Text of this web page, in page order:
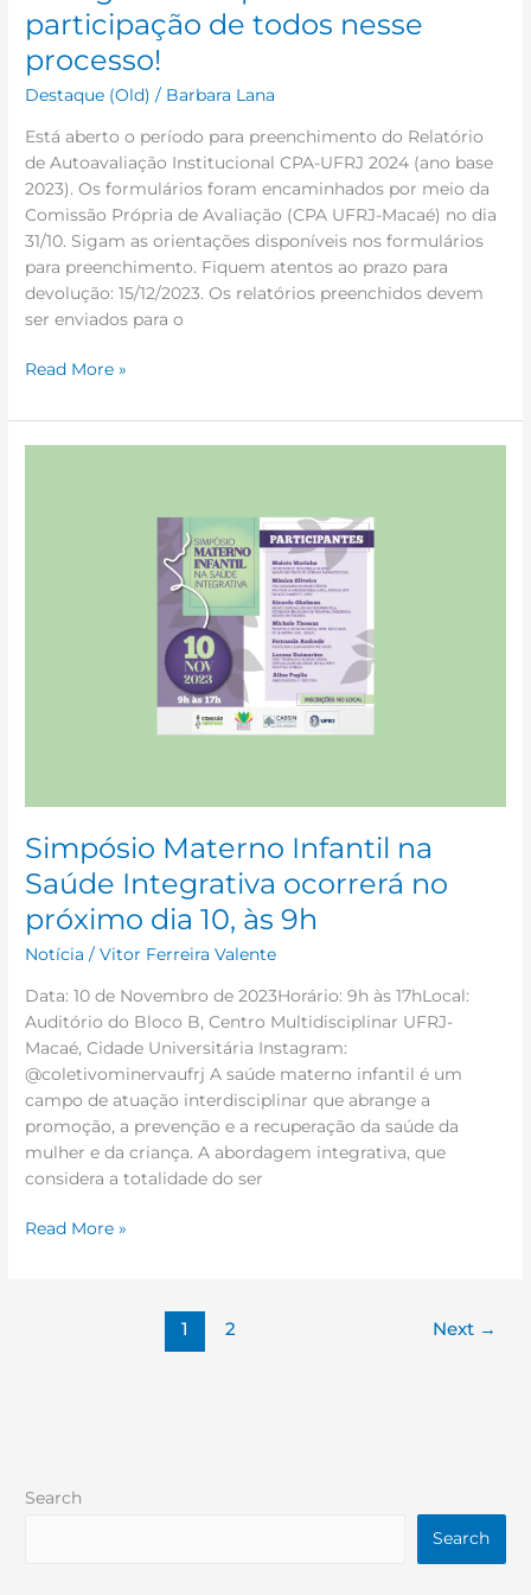
participação de todos nesse
processo!
Destaque (Old) / Barbara Lana
Está aberto o período para preenchimento do Relatório
de Autoavaliação Institucional CPA-UFRJ 2024 (ano base
2023). Os formulários foram encaminhados por meio da
Comissão Própria de Avaliação (CPA UFRJ-Macaé) no dia
31/10. Sigam as orientações disponíveis nos formulários
para preenchimento. Fiquem atentos ao prazo para
devolução: 15/12/2023. Os relatórios preenchidos devem
ser enviados para o
Read More »
Simpósio Materno Infantil na
Saúde Integrativa ocorrerá no
próximo dia 10, às 9h
Notícia /Vitor Ferreira Valente
Data: 10 de Novembro de 2023Horário: 9h às 17hLocal:
Auditório do Bloco B, Centro Multidisciplinar UFRJ-
Macaé, Cidade Universitária Instagram:
@coletivominervaufrj A saúde materno infantil é um
campo de atuação interdisciplinar que abrange a
promoção, a prevenção e a recuperação da saúde da
mulher e da criança. A abordagem integrativa, que
considera a totalidade do ser
Read More »
1 2 Next →
Search
Search